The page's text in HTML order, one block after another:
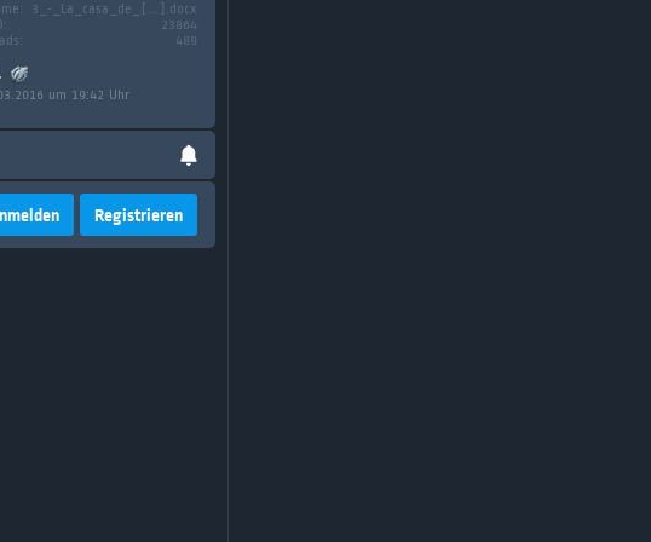
3_-_La_casa_de_[...].docx
23864
489
um 19:42 Uhr
Registrieren